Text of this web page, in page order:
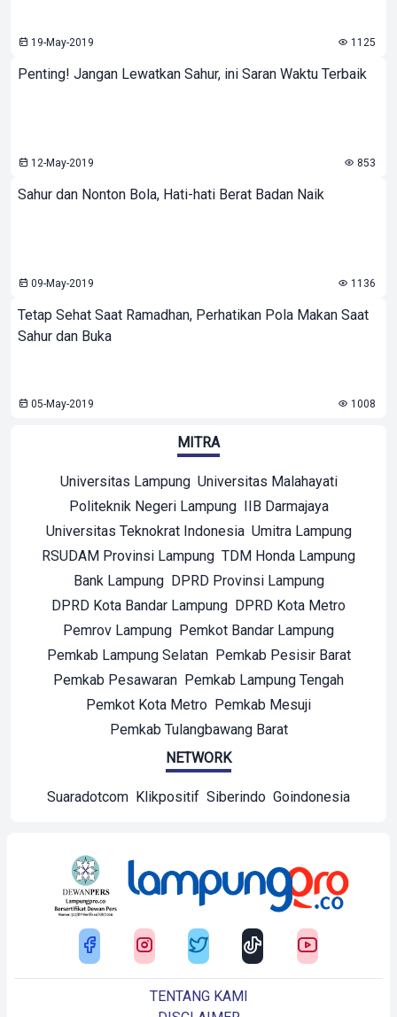
19-May-2019 1125
Penting! Jangan Lewatkan Sahur, ini Saran Waktu Terbaik
12-May-2019 853
Sahur dan Nonton Bola, Hati-hati Berat Badan Naik
09-May-2019 1136
Tetap Sehat Saat Ramadhan, Perhatikan Pola Makan Saat
Sahur dan Buka
05-May-2019 1008
MITRA
Universitas Lampung Universitas Malahayati
Politeknik Negeri Lampung IIB Darmajaya
Universitas Teknokrat Indonesia Umitra Lampung
RSUDAM Provinsi Lampung TDM Honda Lampung
Bank Lampung DPRD Provinsi Lampung
DPRD Kota Bandar Lampung DPRD Kota Metro
Pemrov Lampung Pemkot Bandar Lampung
Pemkab Lampung Selatan Pemkab Pesisir Barat
Pemkab Pesawaran Pemkab Lampung Tengah
Pemkot Kota Metro Pemkab Mesuji
Pemkab Tulangbawang Barat
NETWORK
Suaradotcom Klikpositif Siberindo Goindonesia
TENTANG KAMI